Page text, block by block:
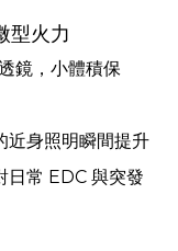
型火力
鏡，小體積保
近身照明瞬間提升
日常 EDC 與突發